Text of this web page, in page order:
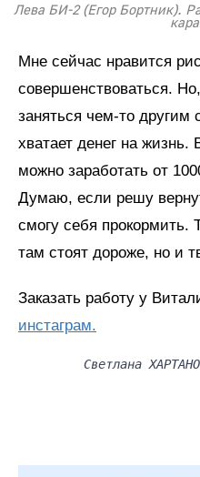
Лева БИ-2 (Егор Бортник).
Мне сейчас нравится
совершенствоваться.
заняться чем-то
хватает денег на жизнь.
можно заработать от
Думаю, если решу
смогу себя прокормить.
там стоят дороже, но и
Заказать работу у
инстаграм.
Светлана